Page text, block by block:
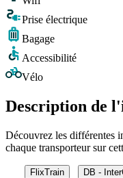
Prise électrique
Bagage
Accessibilité
Vélo
Description de
Découvrez les différentes
chaque transporteur sur
FlixTrain DB -